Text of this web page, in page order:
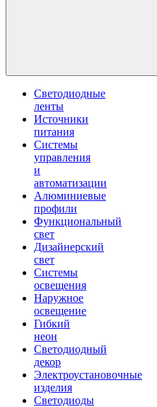
Светодиодные
ленты
Источники
питания
Системы
управления
и
автоматизации
Алюминиевые
профили
Функциональный
свет
Дизайнерский
свет
Системы
освещения
Наружное
освещение
Гибкий
неон
Светодиодный
декор
Электроустановочные
изделия
Светодиоды